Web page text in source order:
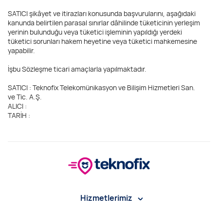
SATICI şikâyet ve itirazları konusunda başvurularını, aşağıdaki
kanunda belirtilen parasal sınırlar dâhilinde tüketicinin yerleşim
yerinin bulunduğu veya tüketici işleminin yapıldığı yerdeki
tüketici sorunları hakem heyetine veya tüketici mahkemesine
yapabilir.
İşbu Sözleşme ticari amaçlarla yapılmaktadır.
SATICI : Teknofix Telekomünikasyon ve Bilişim Hizmetleri San.
ve Tic. A.Ş.
ALICI :
TARİH :
Hizmetlerimiz